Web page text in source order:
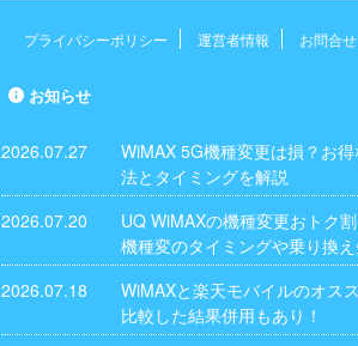
プライバシーポリシー 運営者情報 お問合
お知らせ
2026.07.27
WiMAX 5G機種変更は損？お
法とタイミングを解説
2026.07.20
UQ WiMAXの機種変更おトク
機種変のタイミングや乗り換え
2026.07.18
WiMAXと楽天モバイルのオス
比較した結果併用もあり！